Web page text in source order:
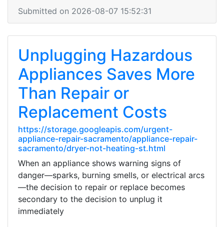
Submitted on 2026-08-07 15:52:31
Unplugging Hazardous
Appliances Saves More
Than Repair or
Replacement Costs
https://storage.googleapis.com/urgent-
appliance-repair-sacramento/appliance-repair-
sacramento/dryer-not-heating-st.html
When an appliance shows warning signs of
danger—sparks, burning smells, or electrical arcs
—the decision to repair or replace becomes
secondary to the decision to unplug it
immediately